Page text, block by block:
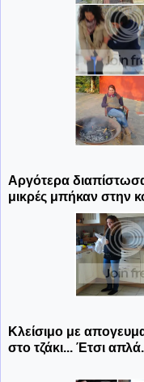
Αργότερα
μικρές μπήκαν στην
Κλείσιμο με
στο τζάκι... Έτσι απλά.